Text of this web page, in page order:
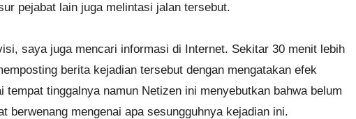
pejabat lain juga melintasi jalan tersebut.
saya juga mencari informasi di Internet. Sekitar 30 menit lebih
berita kejadian tersebut dengan mengatakan efek
tempat tinggalnya namun Netizen ini menyebutkan bahwa belum
berwenang mengenai apa sesungguhnya kejadian ini.